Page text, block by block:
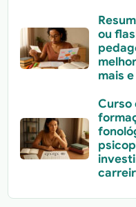
ou
mais
Curso